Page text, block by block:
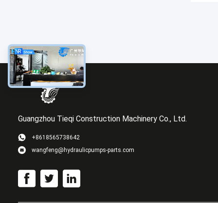
Guangzhou Tieqi Construction Machinery Co., Ltd.
+8618565738642
wangfeng@hydraulicpumps-parts.com